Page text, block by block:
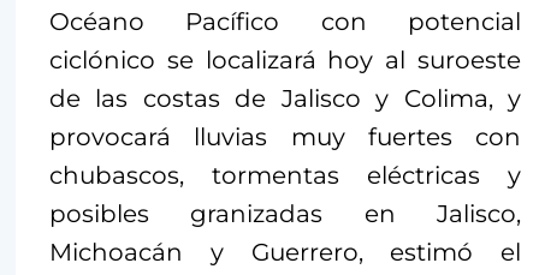
Océano Pacífico con potencial
ciclónico se localizará hoy al suroeste
de las costas de Jalisco y Colima, y
provocará lluvias muy fuertes con
chubascos, tormentas eléctricas y
posibles granizadas en Jalisco,
Michoacán y Guerrero, estimó el